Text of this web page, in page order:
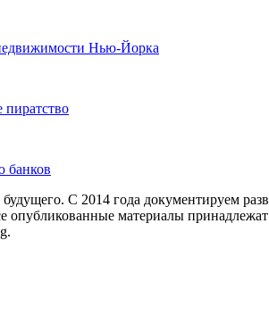
Нью-Йорка
банков
С 2014 года документируем
опубликованные материалы